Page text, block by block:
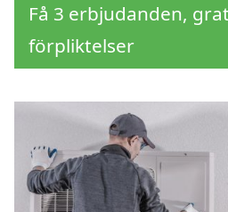
Få 3 erbjudanden,
förpliktelser